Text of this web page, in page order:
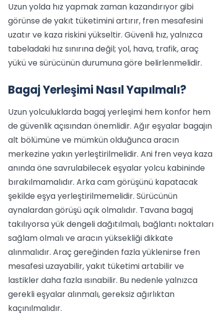
Uzun yolda hız yapmak zaman kazandırıyor gibi
görünse de yakıt tüketimini artırır, fren mesafesini
uzatır ve kaza riskini yükseltir. Güvenli hız, yalnızca
tabeladaki hız sınırına değil; yol, hava, trafik, araç
yükü ve sürücünün durumuna göre belirlenmelidir.
Bagaj Yerleşimi Nasıl Yapılmalı?
Uzun yolculuklarda bagaj yerleşimi hem konfor hem
de güvenlik açısından önemlidir. Ağır eşyalar bagajın
alt bölümüne ve mümkün olduğunca aracın
merkezine yakın yerleştirilmelidir. Ani fren veya kaza
anında öne savrulabilecek eşyalar yolcu kabininde
bırakılmamalıdır. Arka cam görüşünü kapatacak
şekilde eşya yerleştirilmemelidir. Sürücünün
aynalardan görüşü açık olmalıdır. Tavana bagaj
takılıyorsa yük dengeli dağıtılmalı, bağlantı noktaları
sağlam olmalı ve aracın yüksekliği dikkate
alınmalıdır. Araç gereğinden fazla yüklenirse fren
mesafesi uzayabilir, yakıt tüketimi artabilir ve
lastikler daha fazla ısınabilir. Bu nedenle yalnızca
gerekli eşyalar alınmalı, gereksiz ağırlıktan
kaçınılmalıdır.